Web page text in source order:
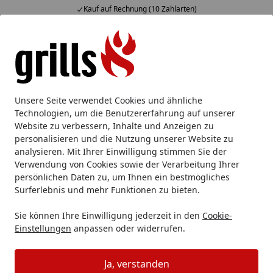
Unsere Seite verwendet Cookies und ähnliche
Technologien, um die Benutzererfahrung auf unserer
Website zu verbessern, Inhalte und Anzeigen zu
personalisieren und die Nutzung unserer Website zu
analysieren. Mit Ihrer Einwilligung stimmen Sie der
Verwendung von Cookies sowie der Verarbeitung Ihrer
persönlichen Daten zu, um Ihnen ein bestmögliches
Surferlebnis und mehr Funktionen zu bieten.
Sie können Ihre Einwilligung jederzeit in den Cookie-
Einstellungen anpassen oder widerrufen.
Ja, verstanden
Kauf auf Rechnung (10 Zahlarten)
Alle Produkte
Mein Konto
Suchen
Startseite
DICK Messerschärfer
Dick Messerschärfer
Ihre Artikelübersicht
Kategorien
Filter / Sortierung
59 Artikel gefunden